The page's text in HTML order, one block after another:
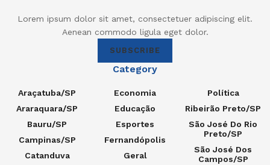
Lorem ipsum dolor sit amet, consectetuer adipiscing elit.
Aenean commodo ligula eget dolor.
SUBSCRIBE
Category
Araçatuba/SP
Araraquara/SP
Bauru/SP
Campinas/SP
Catanduva
Economia
Educação
Esportes
Fernandópolis
Geral
Política
Ribeirão Preto/SP
São José Do Rio
Preto/SP
São José Dos
Campos/SP